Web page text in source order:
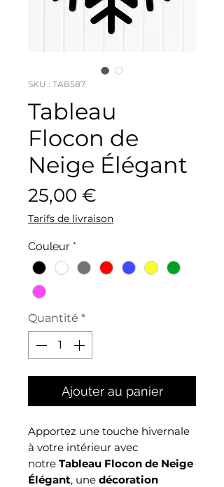
SKU : TAB587
Tableau
Flocon de
Neige Élégant
25,00 €
Tarifs de livraison
Couleur *
Quantité *
Ajouter au panier
Apportez une touche hivernale
à votre intérieur avec
notre Tableau Flocon de Neige
Élégant, une décoration